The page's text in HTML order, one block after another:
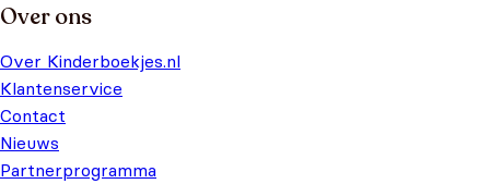
Over ons
Over Kinderboekjes.nl
Klantenservice
Contact
Nieuws
Partnerprogramma